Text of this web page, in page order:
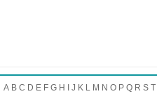
A B C D E F G H J K L M N O P Q R S T